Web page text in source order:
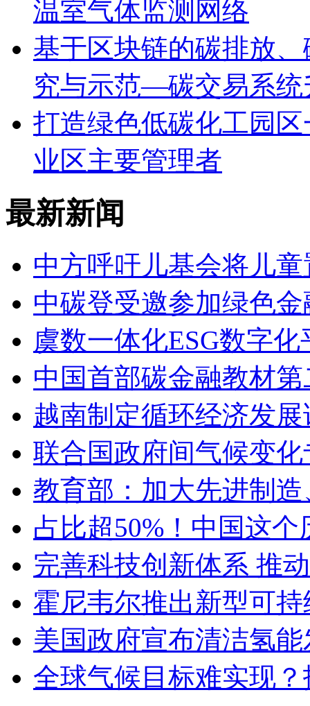
温室气体监测网络
基于区块链的碳排放
究与示范—碳交易系统
打造绿色低碳化工园
业区主要管理者
最新新闻
中方呼吁儿基会将儿
中碳登受邀参加绿色
虞数一体化ESG数字化
中国首部碳金融教材
越南制定循环经济发
联合国政府间气候变
教育部：加大先进制
占比超50%！中国这
完善科技创新体系 推
霍尼韦尔推出新型可
美国政府宣布清洁氢
全球气候目标难实现